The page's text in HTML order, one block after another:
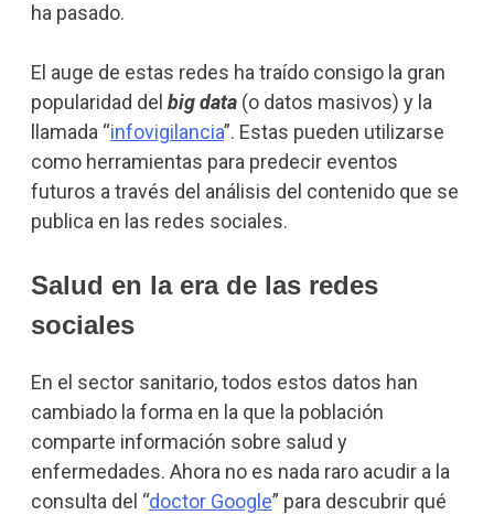
ha pasado.
El auge de estas redes ha traído consigo la gran
popularidad del big data(o datos masivos) y la
llamada “infovigilancia”. Estas pueden utilizarse
como herramientas para predecir eventos
futuros a través del análisis del contenido que se
publica en las redes sociales.
Salud en la era de las redes
sociales
En el sector sanitario, todos estos datos han
cambiado la forma en la que la población
comparte información sobre salud y
enfermedades. Ahora no es nada raro acudir a la
consulta del “doctor Google” para descubrir qué